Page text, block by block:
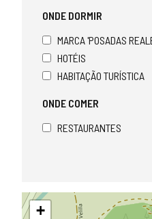
ONDE DORMIR
MARCA 'POSADAS
HOTÉIS
HABITAÇÃO TURÍSTICA
ONDE COMER
RESTAURANTES
Pular
mapa
+